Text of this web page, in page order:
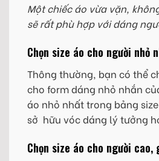
Một chiếc áo vừa vặn,
sẽ rất phù hợp với dáng
Chọn size áo cho người nhỏ
Thông thường, bạn có thể
cho form dáng nhỏ nhắn
áo nhỏ nhất trong bảng
sở hữu vóc dáng lý tưởng
Chọn size áo cho người cao,